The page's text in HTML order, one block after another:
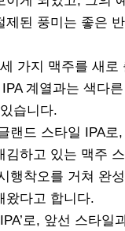
제된 풍미는 좋은
가지 맥주를 새
계열과는 색다
습니다.
랜드 스타일 IPA
김하고 있는 맥주
행착오를 거쳐 완
왔다고 합니다.
로, 앞선 스타